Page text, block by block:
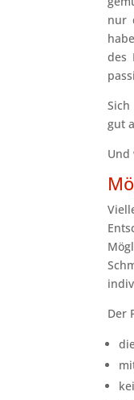
nur
des
gut
Und
Der